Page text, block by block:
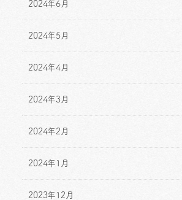
2024年6月
2024年5月
2024年4月
2024年3月
2024年2月
2024年1月
2023年12月